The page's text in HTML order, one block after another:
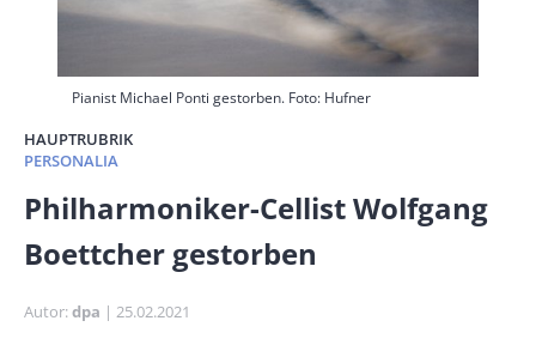
Pianist Michael Ponti gestorben. Foto: Hufner
HAUPTRUBRIK
PERSONALIA
Banner
Size
Philharmoniker-Cellist Wolfgang
Boettcher gestorben
Autor dpa Publikationsdatum
25.02.2021